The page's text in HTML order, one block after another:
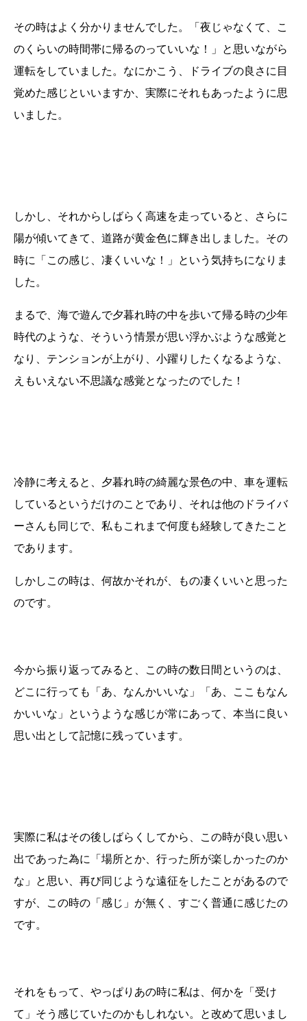
その時はよく分かりませんでした。「夜じゃなくて、こ
のくらいの時間帯に帰るのっていいな！」と思いながら
運転をしていました。なにかこう、ドライブの良さに目
覚めた感じといいますか、実際にそれもあったように思
いました。
しかし、それからしばらく高速を走っていると、さらに
陽が傾いてきて、道路が黄金色に輝き出しました。その
時に「この感じ、凄くいいな！」という気持ちになりま
した。
まるで、海で遊んで夕暮れ時の中を歩いて帰る時の少年
時代のような、そういう情景が思い浮かぶような感覚と
なり、テンションが上がり、小躍りしたくなるような、
えもいえない不思議な感覚となったのでした！
冷静に考えると、夕暮れ時の綺麗な景色の中、車を運転
しているというだけのことであり、それは他のドライバ
ーさんも同じで、私もこれまで何度も経験してきたこと
であります。
しかしこの時は、何故かそれが、もの凄くいいと思った
のです。
今から振り返ってみると、この時の数日間というのは、
どこに行っても「あ、なんかいいな」「あ、ここもなん
かいいな」というような感じが常にあって、本当に良い
思い出として記憶に残っています。
実際に私はその後しばらくしてから、この時が良い思い
出であった為に「場所とか、行った所が楽しかったのか
な」と思い、再び同じような遠征をしたことがあるので
すが、この時の「感じ」が無く、すごく普通に感じたの
です。
それをもって、やっぱりあの時に私は、何かを「受け
て」そう感じていたのかもしれない。と改めて思いまし